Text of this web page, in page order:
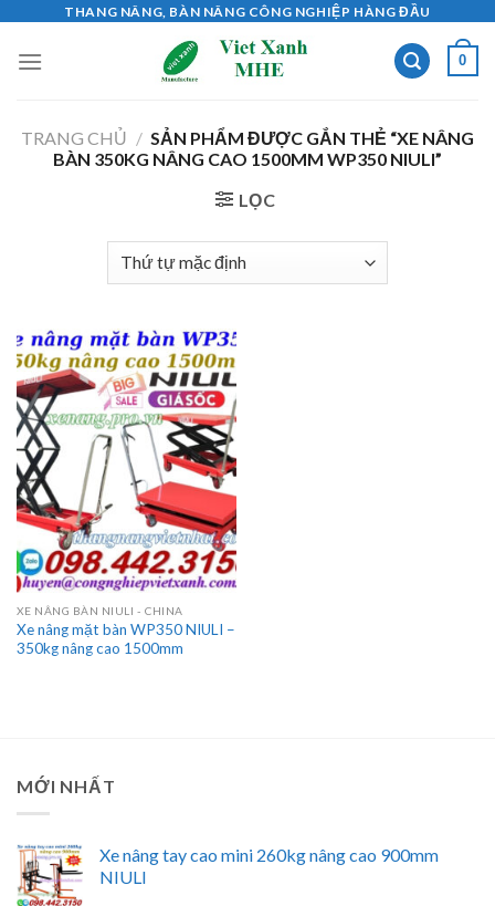
content
THANG NÂNG, BÀN NÂNG CÔNG NGHIỆP HÀNG ĐẦU
0
TRANG CHỦ / SẢN PHẨM ĐƯỢC GẮN THẺ “XE NÂNG
BÀN 350KG NÂNG CAO 1500MM WP350 NIULI”
LỌC
XE NÂNG BÀN NIULI - CHINA
Xe nâng mặt bàn WP350 NIULI –
350kg nâng cao 1500mm
MỚI NHẤT
Xe nâng tay cao mini 260kg nâng cao 900mm
NIULI